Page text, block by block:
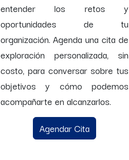
entender los retos y
oportunidades de tu
organización. Agenda una cita de
exploración personalizada, sin
costo, para conversar sobre tus
objetivos y cómo podemos
acompañarte en alcanzarlos.
Agendar Cita